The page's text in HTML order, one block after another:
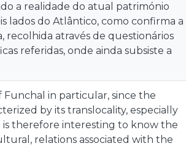
a realidade do atual património
lados do Atlântico, como confirma a
através de questionários
referidas, onde ainda subsiste a
Funchal in particular, since the
by its translocality, especially
therefore interesting to know the
relations associated with the